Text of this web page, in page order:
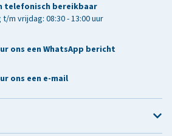
telefonisch bereikbaar
t/m vrijdag: 08:30 - 13:00 uur
ons een WhatsApp bericht
ons een e-mail